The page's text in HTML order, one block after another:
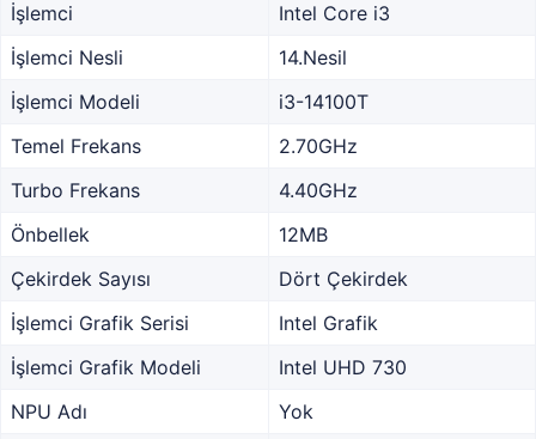
İşlemci
Intel Core i3
İşlemci Nesli
14.Nesil
İşlemci Modeli
i3-14100T
Temel Frekans
2.70GHz
Turbo Frekans
4.40GHz
Önbellek
12MB
Çekirdek Sayısı
Dört Çekirdek
İşlemci Grafik Serisi
Intel Grafik
İşlemci Grafik Modeli
Intel UHD 730
NPU Adı
Yok